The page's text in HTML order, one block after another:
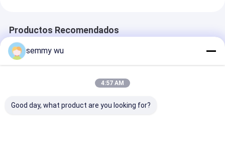
Productos Recomendados
semmy wu
4:57 AM
Good day, what product are you looking for?